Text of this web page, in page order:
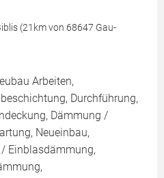
(21km von 68647 Gau-
Arbeiten,
Durchführung,
Dämmung /
Neueinbau,
Einblasdämmung,